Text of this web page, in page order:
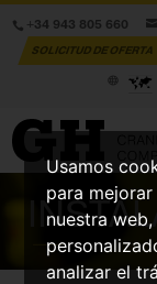
Usamos
para
nuestra
analizar el
+34 943 805 660
SOLICITUD DE OFERTA